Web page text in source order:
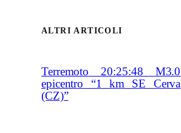
ALTRI ARTICOLI
Terremoto 20:25:48 M3.0
epicentro “1 km SE Cerva
(CZ)”